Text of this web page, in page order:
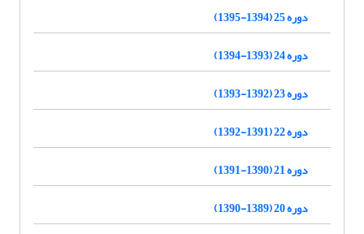
دوره 25 (1394-1395)
دوره 24 (1393-1394)
دوره 23 (1392-1393)
دوره 22 (1391-1392)
دوره 21 (1390-1391)
دوره 20 (1389-1390)